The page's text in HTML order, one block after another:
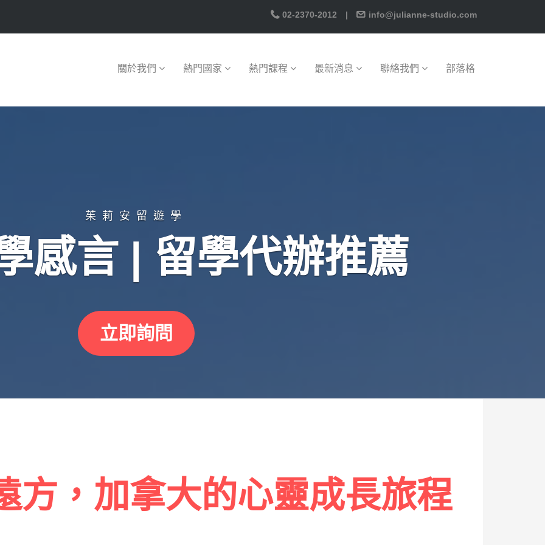
02-2370-2012 | info@julianne-studio.com
關於我們 熱門國家 熱門課程 最新消息 聯絡我們 部落格
茱莉安留遊學
感言 | 留學代辦推薦
立即詢問
方，加拿大的心靈成長旅程